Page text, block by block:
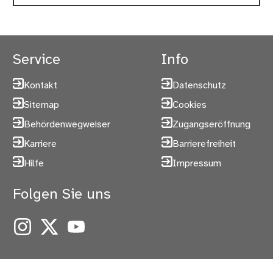
Service
Kontakt
Sitemap
Behördenwegweiser
Karriere
Hilfe
Info
Datenschutz
Cookies
Zugangseröffnung
Barrierefreiheit
Impressum
Folgen Sie uns
Instagram
X YouTube